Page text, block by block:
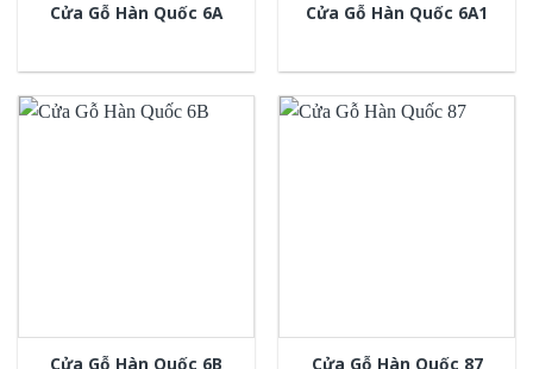
Cửa Gỗ Hàn Quốc 6A Cửa Gỗ Hàn Quốc 6A1
Cửa Gỗ Hàn Quốc 6B Cửa Gỗ Hàn Quốc 87